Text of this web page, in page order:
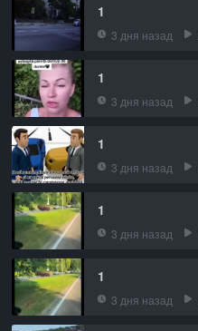
1
3 дня назад
1
3 дня назад
1
3 дня назад
1
3 дня назад
1
3 дня назад